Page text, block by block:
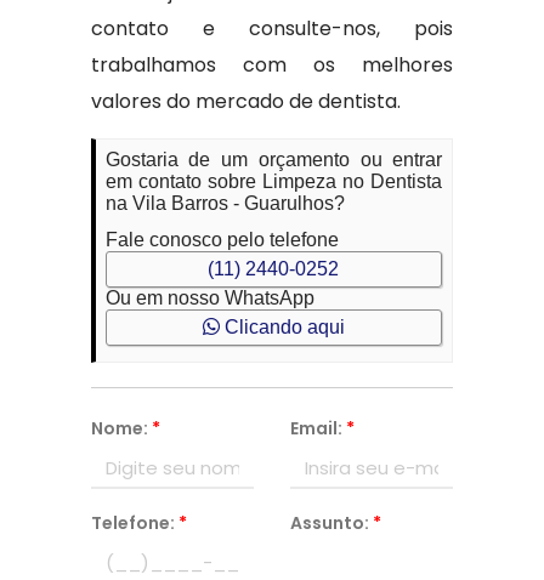
contato e consulte-nos, pois
trabalhamos com os melhores
valores do mercado de dentista.
Gostaria de um orçamento ou entrar
em contato sobre Limpeza no Dentista
na Vila Barros - Guarulhos?
Fale conosco pelo telefone
(11) 2440-0252
Ou em nosso WhatsApp
Clicando aqui
Nome: * Email: *
Telefone: * Assunto: *